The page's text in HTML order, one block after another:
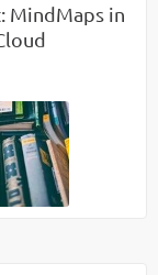
MindMaps in